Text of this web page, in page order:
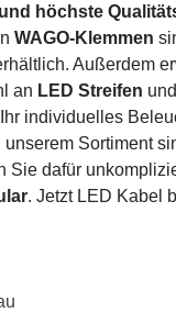
höchste
WAGO-Klemmen
Außerdem
an LED Streifen
individuelles
unserem Sortiment
Sie dafür
. Jetzt LED Kabel